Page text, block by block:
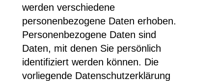
werden verschiedene
personenbezogene Daten erhoben.
Personenbezogene Daten sind
Daten, mit denen Sie persönlich
identifiziert werden können. Die
vorliegende Datenschutzerklärung